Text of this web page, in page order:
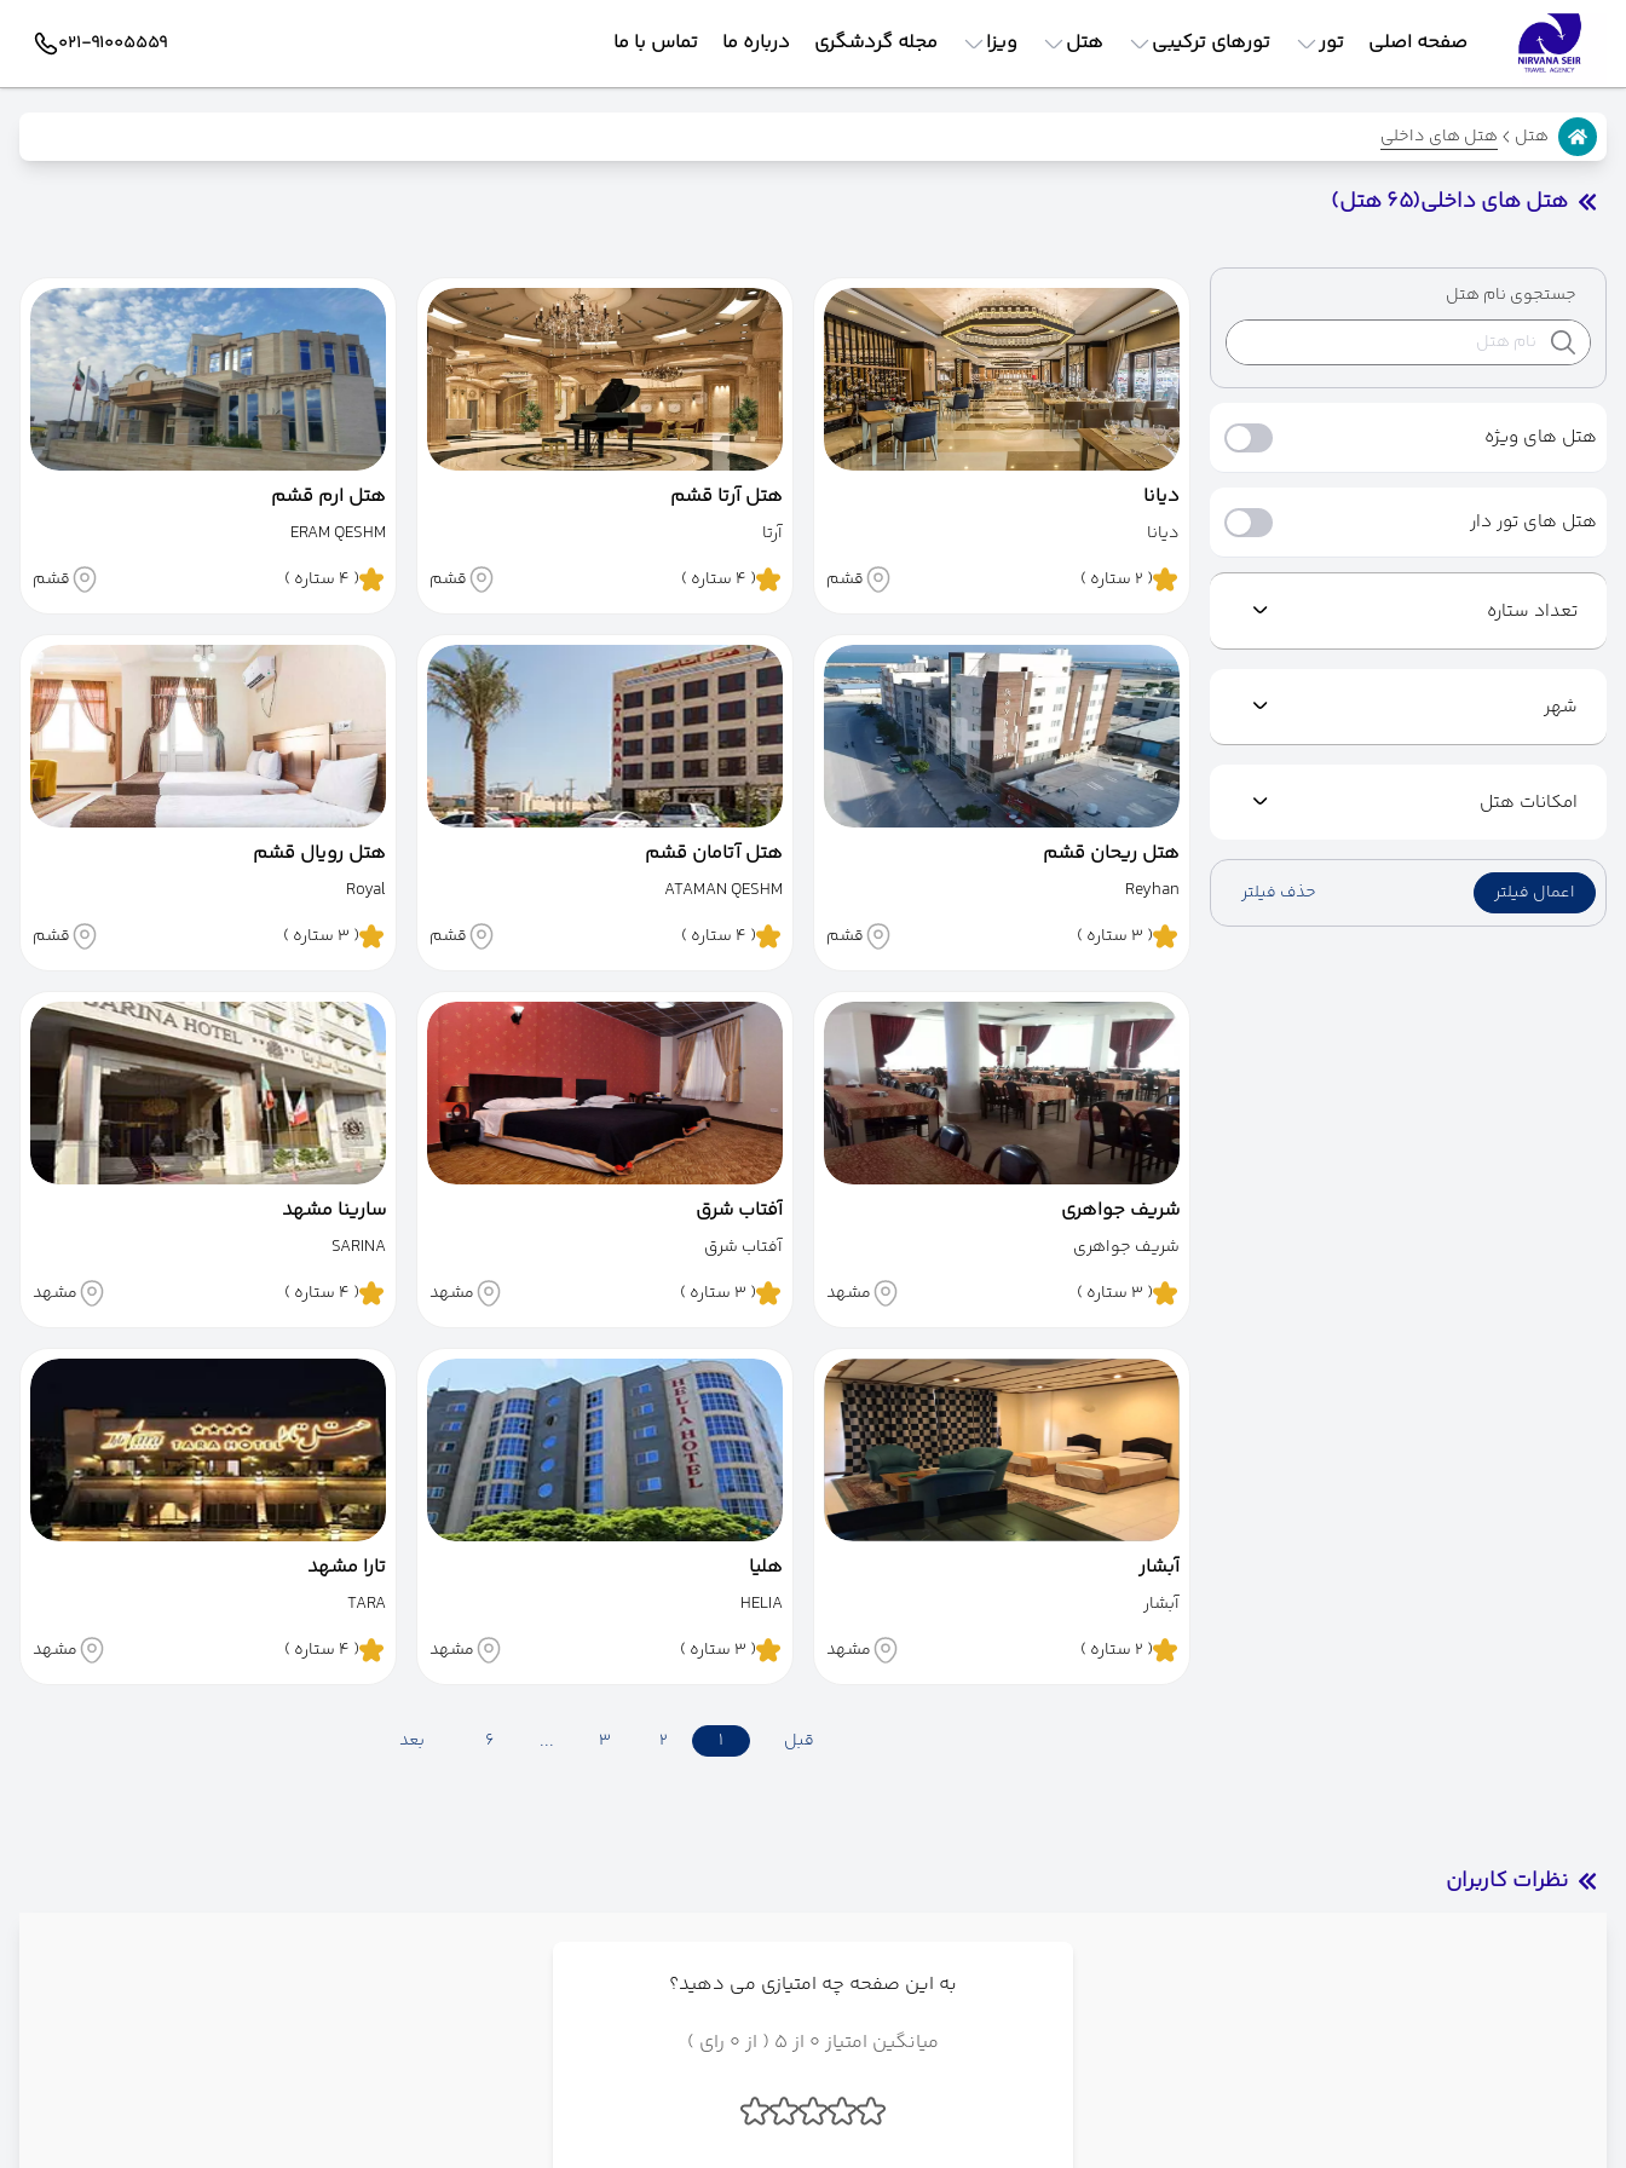
صفحه اصلی تور تورهای ترکیبی هتل ویزا مجله گردشگری درباره ما تماس با ما 021-91005559
هتل هتل های داخلی
هتل های داخلی(65 هتل)
جستجوی نام هتل
هتل های ویژه
هتل های تور دار
تعداد ستاره
شهر
امکانات هتل
اعمال فیلتر حذف فیلتر
دیانا
دیانا
( 2 ستاره )
قشم
هتل آرتا قشم
آرتا
( 4 ستاره )
قشم
هتل ارم قشم
ERAM QESHM
( 4 ستاره )
قشم
هتل ریحان قشم
Reyhan
( 3 ستاره )
قشم
هتل آتامان قشم
ATAMAN QESHM
( 4 ستاره )
قشم
هتل رویال قشم
Royal
( 3 ستاره )
قشم
شریف جواهری
شریف جواهری
( 3 ستاره )
مشهد
آفتاب شرق
آفتاب شرق
( 3 ستاره )
مشهد
سارینا مشهد
SARINA
( 4 ستاره )
مشهد
آبشار
آبشار
( 2 ستاره )
مشهد
هلیا
HELIA
( 3 ستاره )
مشهد
تارا مشهد
TARA
( 4 ستاره )
مشهد
قبل 1
2
3
6 بعد
نظرات کاربران
به این صفحه چه امتیازی می دهید؟
میانگین امتیاز 0 از 5 ( از 0 رای )